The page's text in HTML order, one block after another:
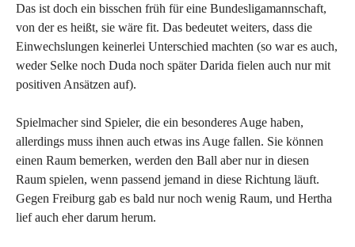
Das ist doch ein bisschen früh für eine Bundesligamannschaft,
von der es heißt, sie wäre fit. Das bedeutet weiters, dass die
Einwechslungen keinerlei Unterschied machten (so war es auch,
weder Selke noch Duda noch später Darida fielen auch nur mit
positiven Ansätzen auf).
Spielmacher sind Spieler, die ein besonderes Auge haben,
allerdings muss ihnen auch etwas ins Auge fallen. Sie können
einen Raum bemerken, werden den Ball aber nur in diesen
Raum spielen, wenn passend jemand in diese Richtung läuft.
Gegen Freiburg gab es bald nur noch wenig Raum, und Hertha
lief auch eher darum herum.